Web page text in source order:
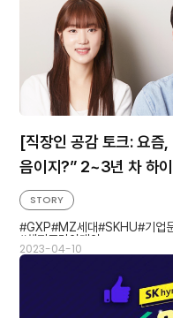
[직장인 공감 토크: 요즘
음이지?” 2~3년 차 하
2023-04-10
STORY
GXP MZ세대 SKHU 기업
해피프라이데이